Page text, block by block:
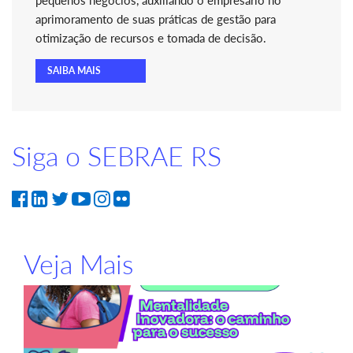
aprimoramento de suas práticas de gestão para
otimização de recursos e tomada de decisão.
SAIBA MAIS
Siga o SEBRAE RS
Veja Mais